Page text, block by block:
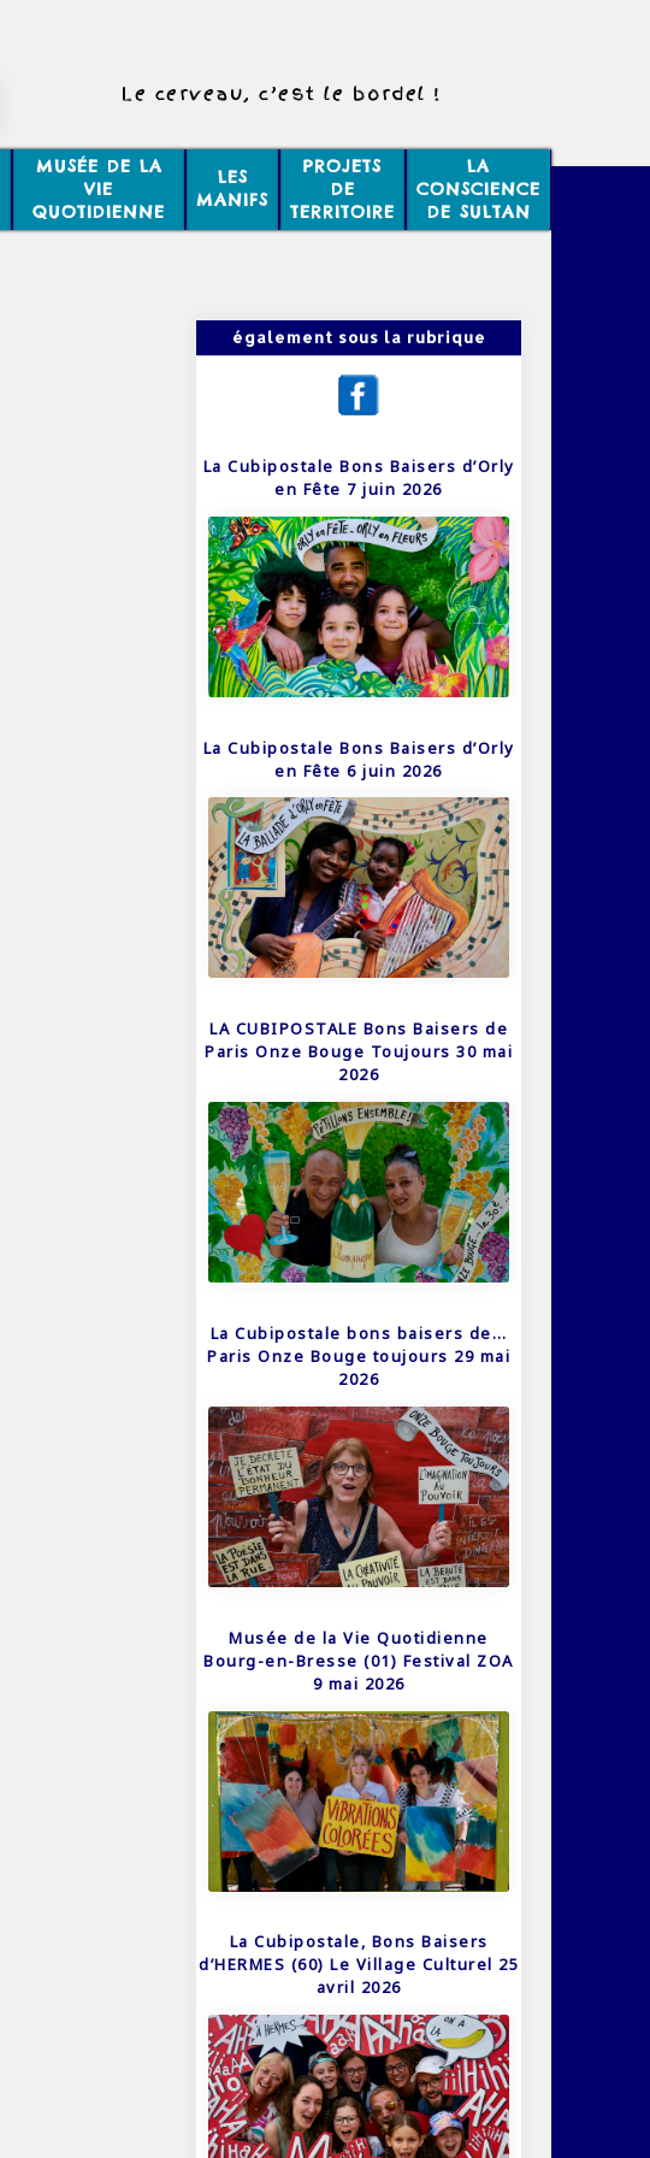
Le cerveau, c’est le bordel !
MUSÉE DE LA
VIE
QUOTIDIENNE
LES
MANIFS
PROJETS
DE
TERRITOIRE
LA
CONSCIENCE
DE SULTAN
également sous la rubrique
La Cubipostale Bons Baisers d’Orly
en Fête 7 juin 2026
La Cubipostale Bons Baisers d’Orly
en Fête 6 juin 2026
LA CUBIPOSTALE Bons Baisers de
Paris Onze Bouge Toujours 30 mai
2026
La Cubipostale bons baisers de…
Paris Onze Bouge toujours 29 mai
2026
Musée de la Vie Quotidienne
Bourg-en-Bresse (01) Festival ZOA
9 mai 2026
La Cubipostale, Bons Baisers
d’HERMES (60) Le Village Culturel 25
avril 2026